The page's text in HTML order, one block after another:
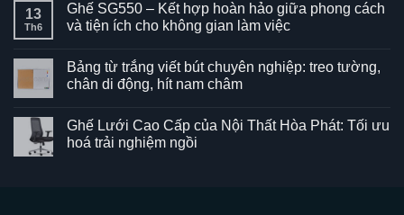
13
Th6
Ghế SG550 – Kết hợp hoàn hảo giữa phong cách
và tiện ích cho không gian làm việc
bình
luận
ở
–
Kết
hợp
Bảng từ trắng viết bút chuyên nghiệp: treo tường,
chân di động, hít nam châm
bình
luận
ở
Ghế Lưới Cao Cấp của Nội Thất Hòa Phát: Tối ưu
hoá trải nghiệm ngồi